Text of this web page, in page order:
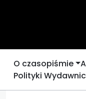
O czasopiśmie
Polityki